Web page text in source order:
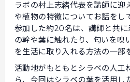
ラボの村上志緒代表を講師に迎
や植物の特徴についてお話をし
参加した約20名は、講師と共に
の幹や葉に触れたり、匂いを嗅
を生活に取り入れる方法の一部
活動地がもともとシラベの人工
ら、今回はシラベの葉を活用